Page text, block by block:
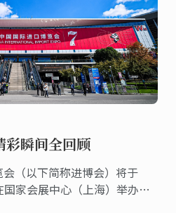
彩瞬间全回顾
（以下简称进博会）将于
家会展中心（上海）举办。